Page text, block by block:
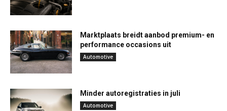
Marktplaats breidt aanbod premium- en
performance occasions uit
Automotive
Minder autoregistraties in juli
Automotive